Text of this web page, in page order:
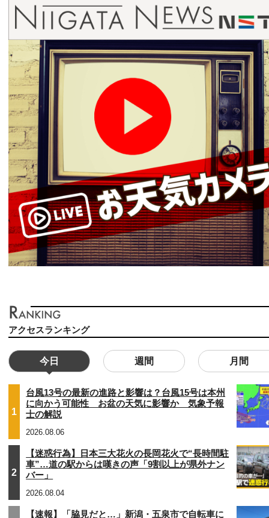
アクセスランキング
今日 週間 月間
1
台風13号の最新の進路と影響は？台風15号は本州
に向かう可能性 お盆の天気に影響か 気象予報
士の解説
2026.08.06
2
【迷惑行為】日本三大花火の長岡花火で“長時間駐
車”…道の駅からは嘆きの声「9割以上が県外ナン
バー」
2026.08.04
【速報】「脇見だと…」新潟・五泉市で自転車に